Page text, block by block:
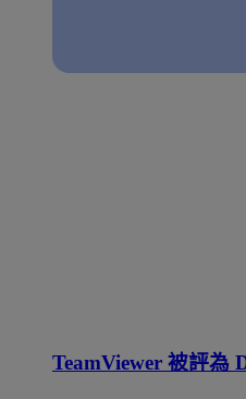
TeamViewer 被評為